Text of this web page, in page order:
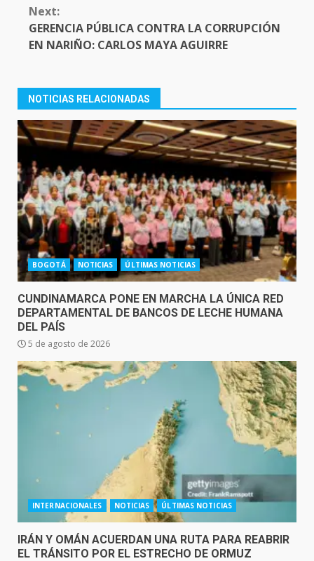
Next:
GERENCIA PÚBLICA CONTRA LA CORRUPCIÓN
EN NARIÑO: CARLOS MAYA AGUIRRE
NOTICIAS RELACIONADAS
BOGOTÁ NOTICIAS ÚLTIMAS NOTICIAS
CUNDINAMARCA PONE EN MARCHA LA ÚNICA RED
DEPARTAMENTAL DE BANCOS DE LECHE HUMANA
DEL PAÍS
5 de agosto de 2026
INTERNACIONALES NOTICIAS ÚLTIMAS NOTICIAS
IRÁN Y OMÁN ACUERDAN UNA RUTA PARA REABRIR
EL TRÁNSITO POR EL ESTRECHO DE ORMUZ